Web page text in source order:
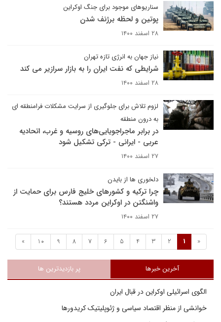
سناریوهای موجود برای جنگ اوکراین
پوتین و لحظه برژنف شدن
۲۸ اسفند ۱۴۰۰
نیاز جهان به انرژی تازه تهران
شرایطی که نفت ایران را به بازار سرازیر می کند
۲۸ اسفند ۱۴۰۰
لزوم تلاش برای جلوگیری از سرایت مشکلات فرامنطقه ای
به درون منطقه
در برابر ماجراجویایی‌های روسیه و غرب، اتحادیه
عربی - ایرانی - ترکی تشکیل شود
۲۷ اسفند ۱۴۰۰
دلخوری ها از بایدن
چرا ترکیه و کشورهای خلیج فارس برای حمایت از
واشنگتن در اوکراین مردد هستند؟
۲۷ اسفند ۱۴۰۰
«
1
2
3
4
5
6
7
8
9
10
»
آخرین خبرها پر بازدیدترین ها
الگوی اسرائیلی اوکراین در قبال ایران
خوانشی از منظر اقتصاد سیاسی و ژئوپلیتیک کریدورها